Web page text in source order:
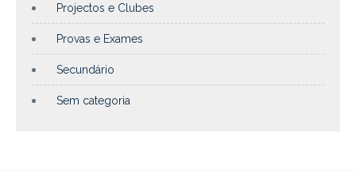
Projectos e Clubes
Provas e Exames
Secundário
Sem categoria